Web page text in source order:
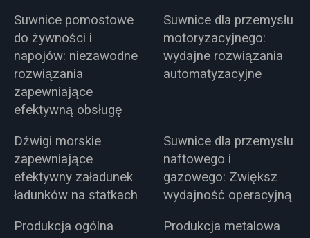
Suwnice pomostowe
do żywności i
napojów: niezawodne
rozwiązania
zapewniające
efektywną obsługę
Suwnice dla przemysłu
motoryzacyjnego:
wydajne rozwiązania
automatyzacyjne
Dźwigi morskie
zapewniające
efektywny załadunek
ładunków na statkach
Suwnice dla przemysłu
naftowego i
gazowego: Zwiększ
wydajność operacyjną
Produkcja ogólna
Produkcja metalowa